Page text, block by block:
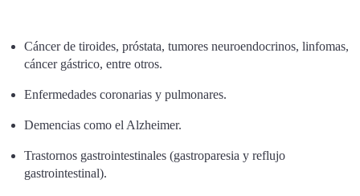
Cáncer de tiroides, próstata, tumores neuroendocrinos, linfomas,
cáncer gástrico, entre otros.
Enfermedades coronarias y pulmonares.
Demencias como el Alzheimer.
Trastornos gastrointestinales (gastroparesia y reflujo
gastrointestinal).